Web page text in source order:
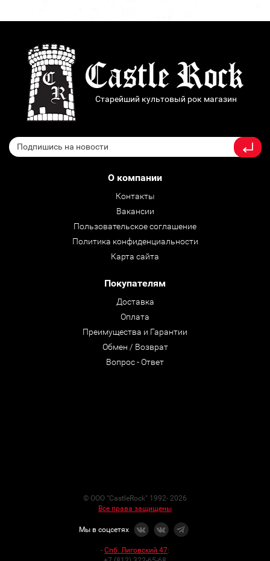
Старейший культовый рок магазин
О компании
Контакты
Вакансии
Пользовательское соглашение
Политика конфиденциальности
Карта сайта
Покупателям
Доставка
Оплата
Преимущества и Гарантии
Обмен / Возврат
Вопрос - Ответ
© ООО "CastleRock" 1992- 2026
Все права защищены
Мы в соцсетях
- Спб. Лиговский 47: